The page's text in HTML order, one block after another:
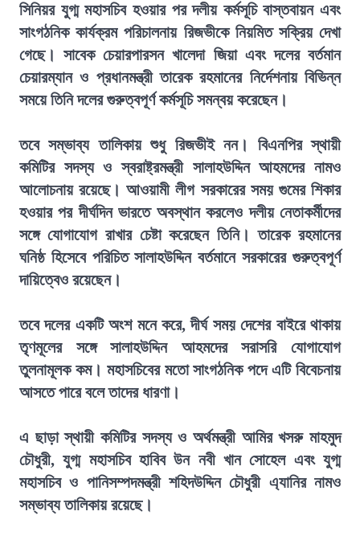
সিনিয়র যুগ্ম মহাসচিব হওয়ার পর দলীয় কর্মসূচি বাস্তবায়ন এবং
সাংগঠনিক কার্যক্রম পরিচালনায় রিজভীকে নিয়মিত সক্রিয় দেখা
গেছে। সাবেক চেয়ারপারসন খালেদা জিয়া এবং দলের বর্তমান
চেয়ারম্যান ও প্রধানমন্ত্রী তারেক রহমানের নির্দেশনায় বিভিন্ন
সময়ে তিনি দলের গুরুত্বপূর্ণ কর্মসূচি সমন্বয় করেছেন।
তবে সম্ভাব্য তালিকায় শুধু রিজভীই নন। বিএনপির স্থায়ী
কমিটির সদস্য ও স্বরাষ্ট্রমন্ত্রী সালাহউদ্দিন আহমদের নামও
আলোচনায় রয়েছে। আওয়ামী লীগ সরকারের সময় গুমের শিকার
হওয়ার পর দীর্ঘদিন ভারতে অবস্থান করলেও দলীয় নেতাকর্মীদের
সঙ্গে যোগাযোগ রাখার চেষ্টা করেছেন তিনি। তারেক রহমানের
ঘনিষ্ঠ হিসেবে পরিচিত সালাহউদ্দিন বর্তমানে সরকারের গুরুত্বপূর্ণ
দায়িত্বেও রয়েছেন।
তবে দলের একটি অংশ মনে করে, দীর্ঘ সময় দেশের বাইরে থাকায়
তৃণমূলের সঙ্গে সালাহউদ্দিন আহমদের সরাসরি যোগাযোগ
তুলনামূলক কম। মহাসচিবের মতো সাংগঠনিক পদে এটি বিবেচনায়
আসতে পারে বলে তাদের ধারণা।
এ ছাড়া স্থায়ী কমিটির সদস্য ও অর্থমন্ত্রী আমির খসরু মাহমুদ
চৌধুরী, যুগ্ম মহাসচিব হাবিব উন নবী খান সোহেল এবং যুগ্ম
মহাসচিব ও পানিসম্পদমন্ত্রী শহিদউদ্দিন চৌধুরী এ্যানির নামও
সম্ভাব্য তালিকায় রয়েছে।